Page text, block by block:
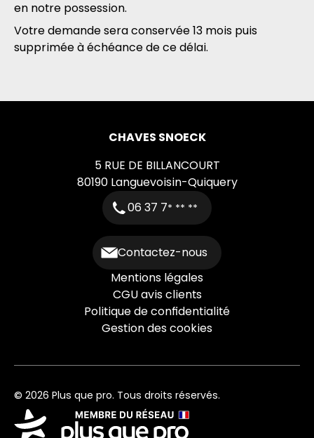
en notre possession.
Votre demande sera conservée 13 mois puis
supprimée à échéance de ce délai.
CHAVES SNOECK
5 RUE DE BILLANCOURT
80190 Languevoisin-Quiquery
06 37 7* ** **
Contactez-nous
Mentions légales
CGU avis clients
Politique de confidentialité
Gestion des cookies
© 2026 Plus que pro. Tous droits réservés.